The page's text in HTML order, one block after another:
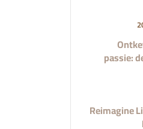
passie:
Reimagine